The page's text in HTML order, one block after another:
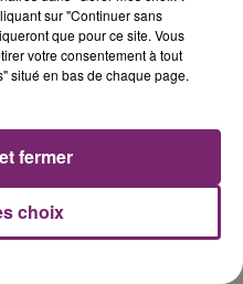
du 12 Août 2026
de la région sont
pour la Gironde
sur "Continuer sans
que pour ce site. Vous
votre consentement à tout
situé en bas de chaque page.
choix
fermer